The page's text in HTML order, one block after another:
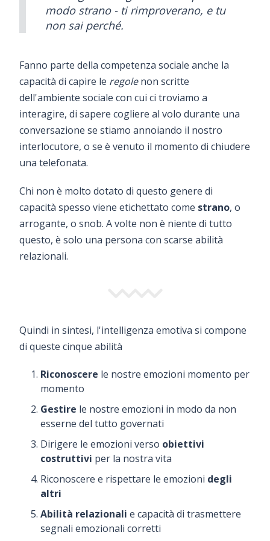
modo strano - ti rimproverano, e tu
non sai perché.
Fanno parte della competenza sociale anche la
capacità di capire le regolenon scritte
dell'ambiente sociale con cui ci troviamo a
interagire, di sapere cogliere al volo durante una
conversazione se stiamo annoiando il nostro
interlocutore, o se è venuto il momento di chiudere
una telefonata.
Chi non è molto dotato di questo genere di
capacità spesso viene etichettato come strano, o
arrogante, o snob. A volte non è niente di tutto
questo, è solo una persona con scarse abilità
relazionali.
Quindi in sintesi, l'intelligenza emotiva si compone
di queste cinque abilità
Riconoscere le nostre emozioni momento per
momento
Gestire le nostre emozioni in modo da non
esserne del tutto governati
Dirigere le emozioni verso obiettivi
costruttivi per la nostra vita
Riconoscere e rispettare le emozioni degli
altri
Abilità relazionali e capacità di trasmettere
segnali emozionali corretti